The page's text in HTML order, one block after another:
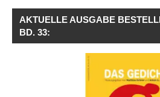
AKTUELLE AUSGABE
BD. 33: